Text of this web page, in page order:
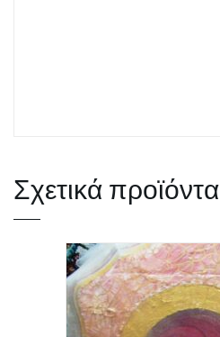
Σχετικά προϊόντα